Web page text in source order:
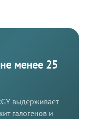
менее 25
выдерживает
галогенов и